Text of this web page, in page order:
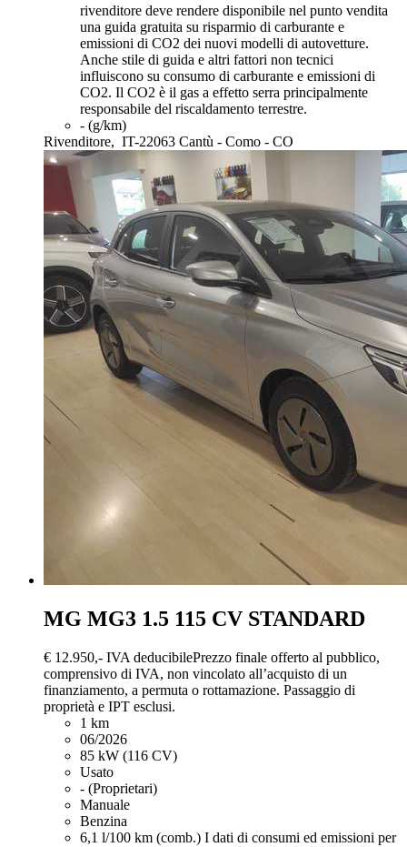
rivenditore deve rendere disponibile nel punto vendita
una guida gratuita su risparmio di carburante e
emissioni di CO2 dei nuovi modelli di autovetture.
Anche stile di guida e altri fattori non tecnici
influiscono su consumo di carburante e emissioni di
CO2. Il CO2 è il gas a effetto serra principalmente
responsabile del riscaldamento terrestre.
- (g/km)
Rivenditore, IT-22063 Cantù - Como - CO
MG MG3 1.5 115 CV STANDARD
€ 12.950,- IVA deducibilePrezzo finale offerto al pubblico,
comprensivo di IVA, non vincolato all’acquisto di un
finanziamento, a permuta o rottamazione. Passaggio di
proprietà e IPT esclusi.
1 km
06/2026
85 kW (116 CV)
Usato
- (Proprietari)
Manuale
Benzina
6,1 l/100 km (comb.) I dati di consumi ed emissioni per